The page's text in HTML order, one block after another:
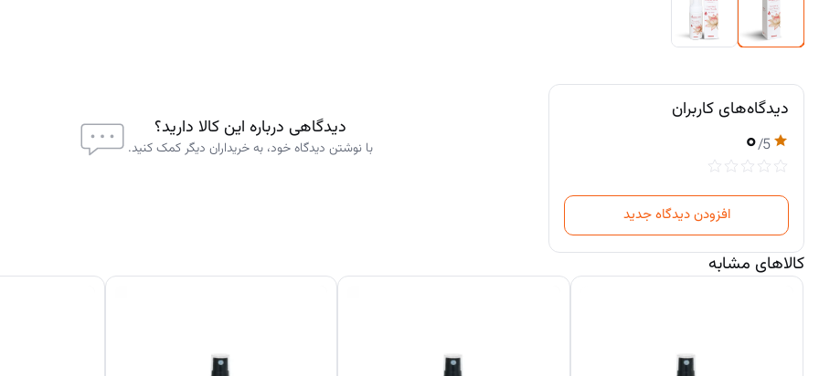
دیدگاه‌های کاربران
۰/5
افزودن دیدگاه جدید
دیدگاهی درباره این کالا دارید؟
با نوشتن دیدگاه خود، به خریداران دیگر کمک کنید.
کالاهای مشابه